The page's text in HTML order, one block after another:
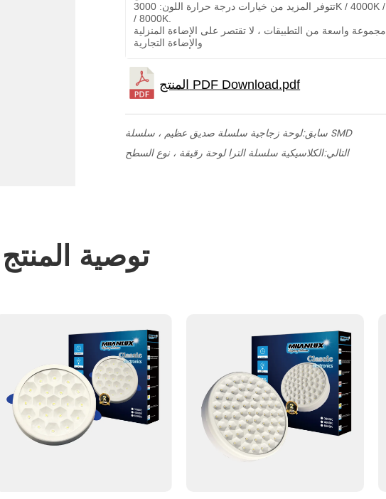
تتوفر المزيد من خيارات درجة حرارة اللون: 3000K / 4000K / 6500K
/ 8000K.
مجموعة واسعة من التطبيقات ، لا تقتصر على الإضاءة المنزلية
والإضاءة التجارية
سابق: لوحة زجاجية سلسلة صديق عظيم ، سلسلة SMD
التالي:الكلاسيكية سلسلة الترا لوحة رقيقة ، نوع السطح
توصية المنتج